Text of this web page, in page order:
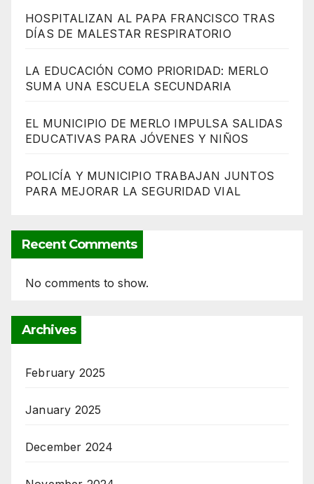
HOSPITALIZAN AL PAPA FRANCISCO TRAS
DÍAS DE MALESTAR RESPIRATORIO
LA EDUCACIÓN COMO PRIORIDAD: MERLO
SUMA UNA ESCUELA SECUNDARIA
EL MUNICIPIO DE MERLO IMPULSA SALIDAS
EDUCATIVAS PARA JÓVENES Y NIÑOS
POLICÍA Y MUNICIPIO TRABAJAN JUNTOS
PARA MEJORAR LA SEGURIDAD VIAL
Recent Comments
No comments to show.
Archives
February 2025
January 2025
December 2024